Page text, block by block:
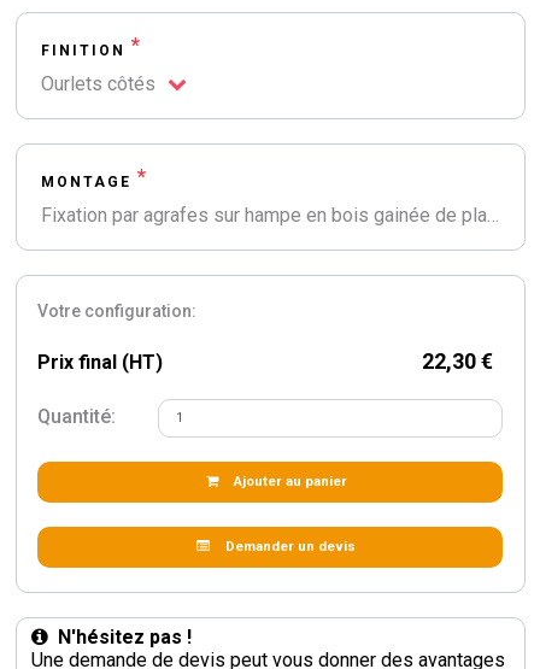
FINITION *
Ourlets côtés
MONTAGE *
Votre configuration:
Prix final (HT) 22,30 €
Quantité:
Ajouter au panier
Demander un devis
N'hésitez pas !
Une demande de devis peut vous donner des avantages